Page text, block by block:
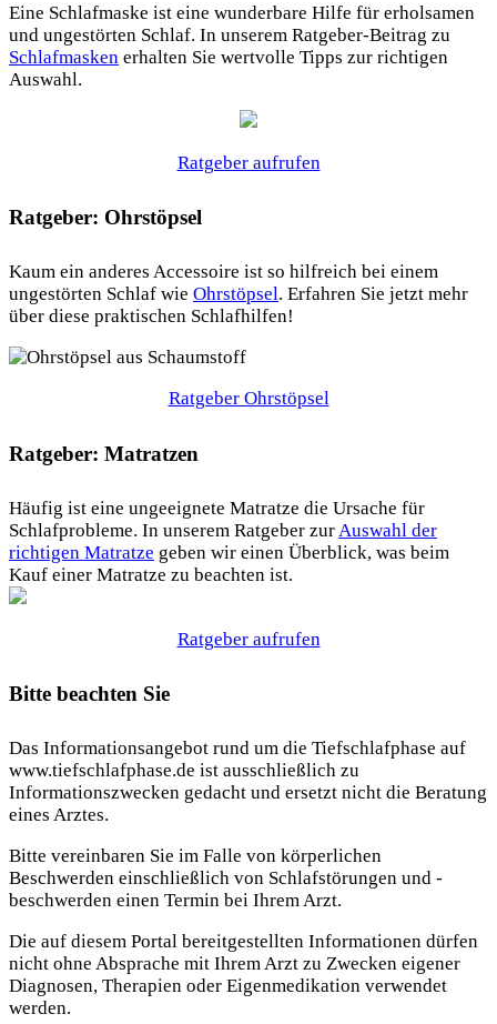
Eine Schlafmaske ist eine wunderbare Hilfe für erholsamen
und ungestörten Schlaf. In unserem Ratgeber-Beitrag zu
Schlafmasken erhalten Sie wertvolle Tipps zur richtigen
Auswahl.
Ratgeber aufrufen
Ratgeber: Ohrstöpsel
Kaum ein anderes Accessoire ist so hilfreich bei einem
ungestörten Schlaf wie Ohrstöpsel. Erfahren Sie jetzt mehr
über diese praktischen Schlafhilfen!
Ratgeber Ohrstöpsel
Ratgeber: Matratzen
Häufig ist eine ungeeignete Matratze die Ursache für
Schlafprobleme. In unserem Ratgeber zurAuswahl der
richtigen Matratze geben wir einen Überblick, was beim
Kauf einer Matratze zu beachten ist.
Ratgeber aufrufen
Bitte beachten Sie
Das Informationsangebot rund um die Tiefschlafphase auf
www.tiefschlafphase.de ist ausschließlich zu
Informationszwecken gedacht und ersetzt nicht die Beratung
eines Arztes.
Bitte vereinbaren Sie im Falle von körperlichen
Beschwerden einschließlich von Schlafstörungen und -
beschwerden einen Termin bei Ihrem Arzt.
Die auf diesem Portal bereitgestellten Informationen dürfen
nicht ohne Absprache mit Ihrem Arzt zu Zwecken eigener
Diagnosen, Therapien oder Eigenmedikation verwendet
werden.